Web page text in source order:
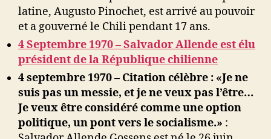
latine, Augusto Pinochet, est arrivé au pouvoir
et a gouverné le Chili pendant 17 ans.
4 Septembre 1970 – Salvador Allende est élu
président de la République chilienne
4 septembre 1970 – Citation célèbre : «Je ne
suis pas un messie, et je ne veux pas l’être…
Je veux être considéré comme une option
politique, un pont vers le socialisme.» :